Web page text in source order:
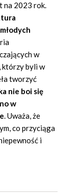
na 2023 rok.
w
którzy byli w
tworzyć
nie boi się
w
. Uważa, że
co przyciąga
i